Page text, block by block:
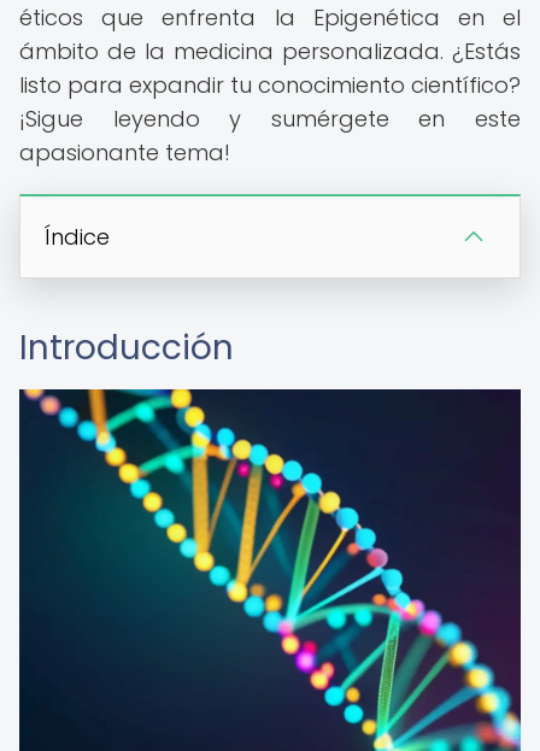
éticos que enfrenta la Epigenética en el
ámbito de la medicina personalizada. ¿Estás
listo para expandir tu conocimiento científico?
¡Sigue leyendo y sumérgete en este
apasionante tema!
Índice
Introducción